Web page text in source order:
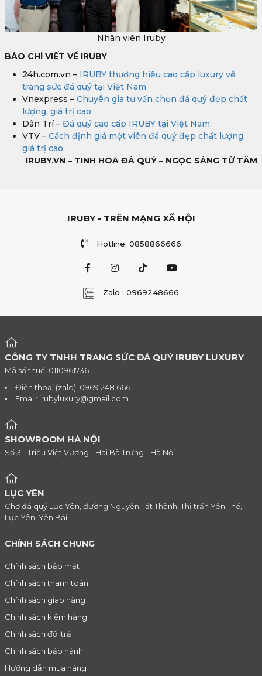
Nhân viên Iruby
BÁO CHÍ VIẾT VỀ IRUBY
24h.com.vn – IRUBY thương hiệu cao cấp luxury về
trang sức đá quý tại Việt Nam
Vnexpress – Chuyên gia tư vấn chọn đá quý đẹp chất
lượng, giá trị cao
Dân Trí – Đá quý cao cấp IRUBY tại Việt Nam
VTV – Cách định giá một viên đá quý đẹp chất lượng,
giá trị cao
IRUBY.VN – TINH HOA ĐÁ QUÝ – NGỌC SÁNG TỪ TÂM
IRUBY - TRÊN MẠNG XÃ HỘI
Hotline: 0858866666
Zalo : 0969248666
CÔNG TY TNHH TRANG SỨC ĐÁ QUÝ IRUBY LUXURY
Mã số thuế: 0110961736
Điện thoại (zalo): 0969.248.666
Email: irubyluxury@gmail.com
SHOWROOM HÀ NỘI
Số 3 - Triệu Việt Vương - Hai Bà Trưng - Hà Nội
LỤC YÊN
Chợ đá quý Lục Yên, đường Nguyễn Tất Thành, Thị trấn Yên Thế,
Lục Yên, Yên Bái
CHÍNH SÁCH CHUNG
Chính sách bảo mật
Chính sách thanh toán
Chính sách giao hàng
Chính sách kiểm hàng
Chính sách đổi trả
Chính sách bảo hành
Hướng dẫn mua hàng